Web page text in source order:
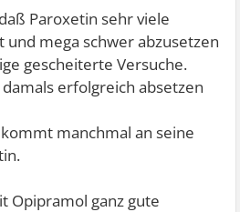
Paroxetin sehr viele
und mega schwer abzusetzen
gescheiterte Versuche.
erfolgreich absetzen
manchmal an seine
Opipramol ganz gute